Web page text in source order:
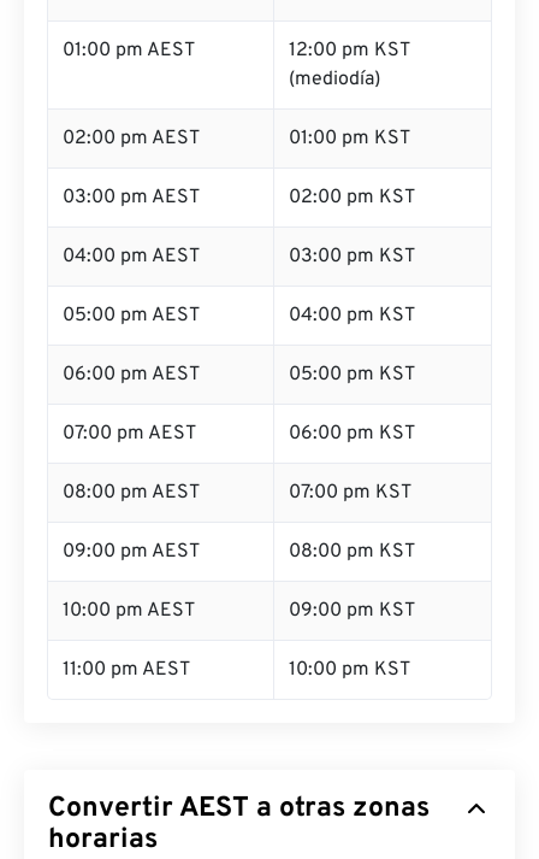
01:00 pm AEST
12:00 pm KST
(mediodía)
02:00 pm AEST 01:00 pm KST
03:00 pm AEST 02:00 pm KST
04:00 pm AEST 03:00 pm KST
05:00 pm AEST 04:00 pm KST
06:00 pm AEST 05:00 pm KST
07:00 pm AEST 06:00 pm KST
08:00 pm AEST 07:00 pm KST
09:00 pm AEST 08:00 pm KST
10:00 pm AEST 09:00 pm KST
11:00 pm AEST 10:00 pm KST
Convertir AEST a otras zonas
horarias